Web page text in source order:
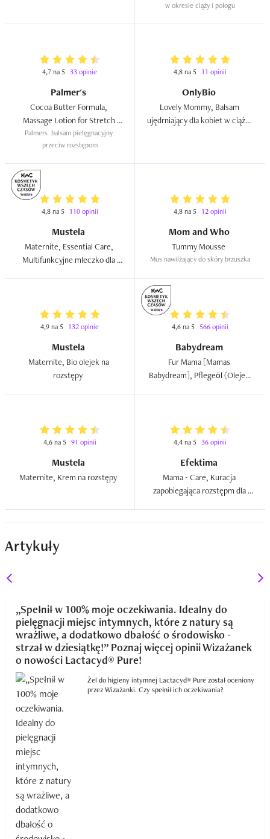
w okresie ciąży i połogu
4,7 na 5 33 opinie
Palmer's
Cocoa Butter Formula,
Massage Lotion for Stretch
Marks
Palmers  balsam pielęgnacyjny
przeciw rozstępom
4,8 na 5 11 opinii
OnlyBio
Lovely Mommy, Balsam
ujędrniający dla kobiet w ciąży i
4,8 na 5 110 opinii
Mustela
Maternite, Essential Care,
Multifunkcyjne mleczko dla
4,8 na 5 12 opinii
Mom and Who
Mus nawilżający do skóry brzuszka
4,9 na 5 132 opinie
Mustela
Maternite, Bio olejek na
4,6 na 5 566 opinii
Babydream
Fur Mama [Mamas
Babydream], Pflegeöl (Olejek
4,6 na 5 91 opinii
Mustela
4,4 na 5 36 opinii
Efektima
Mama - Care, Kuracja
zapobiegająca rozstępm dla
Artykuły
„Spełnił w 100% moje oczekiwania. Idealny do
pielęgnacji miejsc intymnych, które z natury są
wrażliwe, a dodatkowo dbałość o środowisko -
strzał w dziesiątkę!” Poznaj więcej opinii Wizażanek
o nowości Lactacyd® Pure!
Żel do higieny intymnej Lactacyd® Pure został oceniony
przez Wizażanki. Czy spełnił ich oczekiwania?